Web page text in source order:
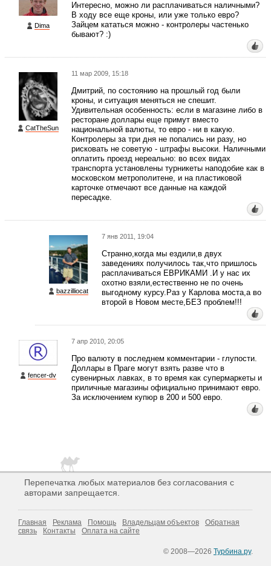
Dima
Интересно, можно ли расплачиваться наличными?
В ходу все еще кроны, или уже только евро?
Зайцем кататься можно - контролеры частенько
бывают? :)
CatTheSun
11 мар 2009, 15:18
Дмитрий, по состоянию на прошлый год были
кроны, и ситуация меняться не спешит.
Удивительная особенность: если в магазине либо в
ресторане доллары еще примут вместо
национальной валюты, то евро - ни в какую.
Контролеры за три дня не попались ни разу, но
рисковать не советую - штрафы высоки. Наличными
оплатить проезд нереально: во всех видах
транспорта установлены турникеты наподобие как в
московском метрополитене, и на пластиковой
карточке отмечают все данные на каждой
пересадке.
bazzilliocat
7 янв 2011, 19:04
Странно,когда мы ездили,в двух
заведениях получилось так,что пришлось
расплачиваться ЕВРИКАМИ .И у нас их
охотно взяли,естественно не по очень
выгодному курсу.Раз у Карлова моста,а во
второй в Новом месте,БЕЗ проблем!!!
fencer-dv
7 апр 2010, 20:05
Про валюту в последнем комментарии - глупости.
Доллары в Праге могут взять разве что в
сувенирных лавках, в то время как супермаркеты и
приличные магазины официально принимают евро.
За исключением купюр в 200 и 500 евро.
Перепечатка любых материалов без согласования с
авторами запрещается.
Главная Реклама Помощь Владельцам объектов
Обратная
связь
Контакты Оплата на сайте
© 2008—2026 Турбина.ру.